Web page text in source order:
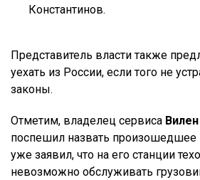
Константинов.
Представитель власти также
уехать из России, если того не
законы.
Отметим, владелец сервиса
поспешил назвать
уже заявил, что на его станции
невозможно обслуживать